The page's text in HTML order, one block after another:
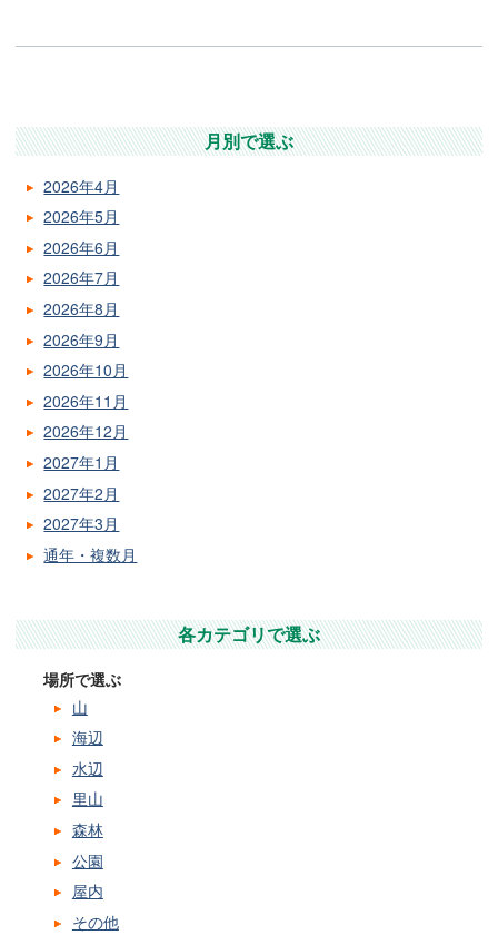
月別で選ぶ
2026年4月
2026年5月
2026年6月
2026年7月
2026年8月
2026年9月
2026年10月
2026年11月
2026年12月
2027年1月
2027年2月
2027年3月
通年・複数月
各カテゴリで選ぶ
場所で選ぶ
山
海辺
水辺
里山
森林
公園
屋内
その他